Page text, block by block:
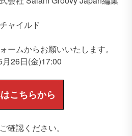
ャイルド
ームからお願いいたします。
26日(金)17:00
こちらから
確認ください。